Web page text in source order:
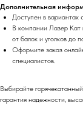
Дополнительная
Доступен в вариантах
В компании Лазер Кат
от балок и уголков до
Оформите заказ
специалистов.
Выбирайте
гарантия надежности,